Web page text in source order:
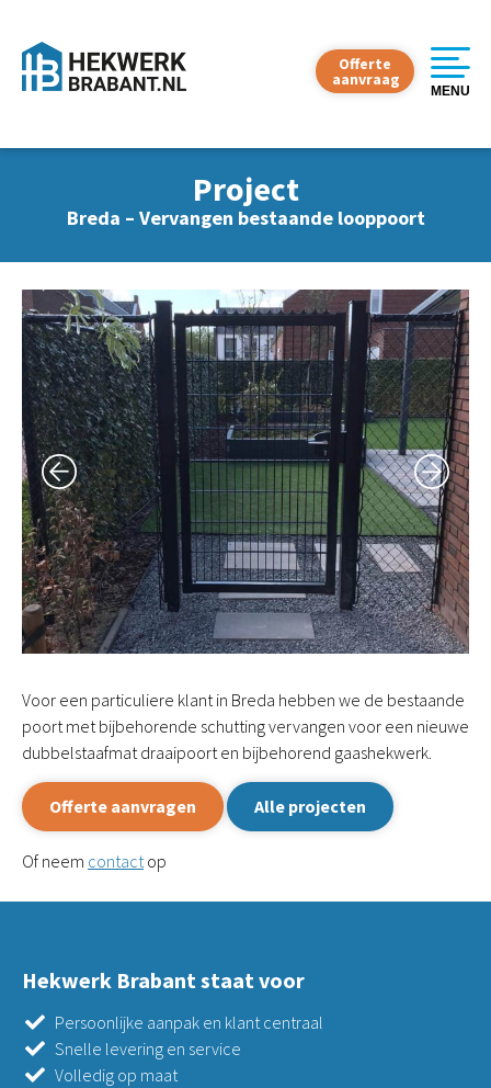
Offerte
aanvraag
MENU
Modern hekwerk
Klassiek sierhekwerk
Betonnen afsluiting
Eigen ontwerp
Tuinpoorten
Draaipoorten
Schuifpoorten
Sierpoorten
Montage
Omheining plaatsen
Dubbelstaafmat hekwerk plaatsen
Reparatie of schade
Inspiratie
Wie zijn wij?
Projecten
Bezoek de showtuin
Project
Breda – Vervangen bestaande looppoort
Voor een particuliere klant in Breda hebben we de bestaande
poort met bijbehorende schutting vervangen voor een nieuwe
dubbelstaafmat draaipoort en bijbehorend gaashekwerk.
Offerte aanvragen Alle projecten
Of neem contact op
Hekwerk Brabant staat voor
Persoonlijke aanpak en klant centraal
Snelle levering en service
Volledig op maat